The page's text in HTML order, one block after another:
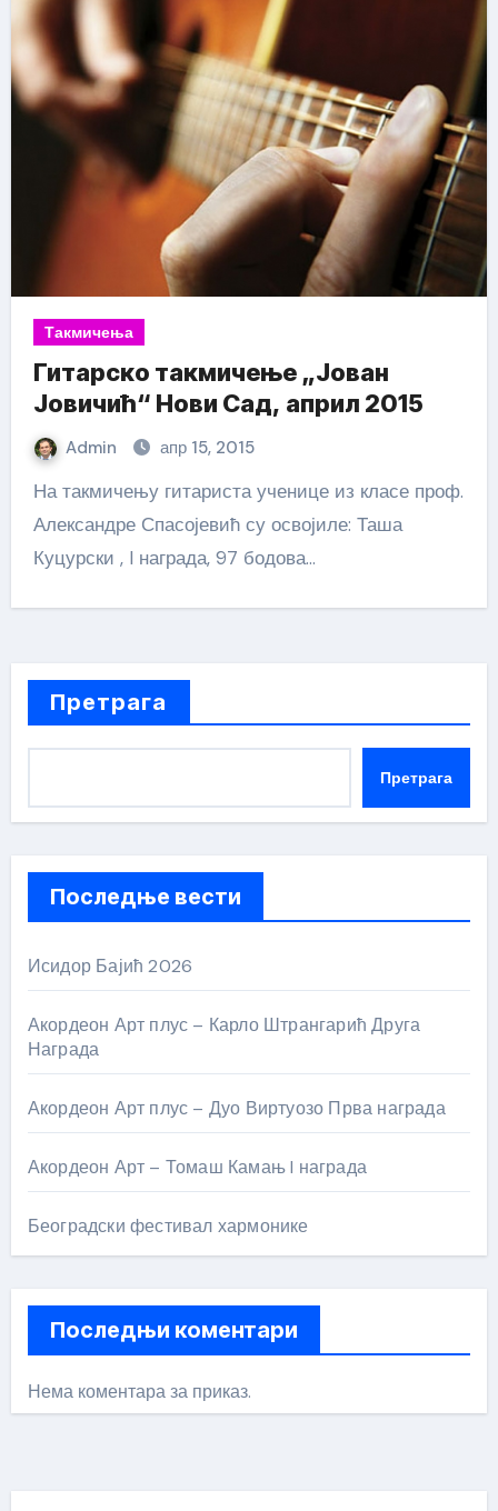
Такмичења
Гитарско такмичење „Јован
Јовичић“ Нови Сад, април 2015
Admin апр 15, 2015
На такмичењу гитариста ученице из класе проф.
Александре Спасојевић су освојиле: Таша
Куцурски , I награда, 97 бодова…
Претрага
Претрага
Последње вести
Исидор Бајић 2026
Акордеон Арт плус – Карло Штрангарић Друга
Награда
Акордеон Арт плус – Дуо Виртуозо Прва награда
Акордеон Арт – Томаш Камањ I награда
Београдски фестивал хармонике
Последњи коментари
Нема коментара за приказ.